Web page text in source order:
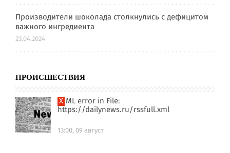
Производители шоколада столкнулись с дефицитом
важного ингредиента
23.04.2024
ПРОИСШЕСТВИЯ
XML error in File:
https://dailynews.ru/rssfull.xml
13:00, 09 август